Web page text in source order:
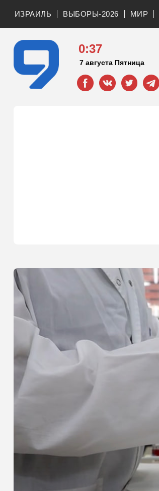
ИЗРАИЛЬ ВЫБОРЫ-2026 МИР
0:37
7 августа Пятница